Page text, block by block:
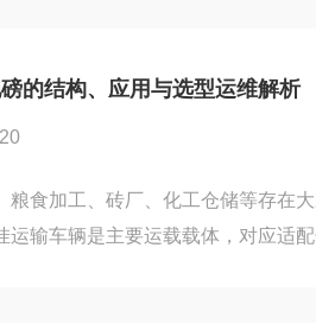
称重解决方案。整机电路核心采用高
度值切换程序通道，分度数可依据
码调用显示程序。该...
的结构、应用与选型运维解析
粮食加工、砖厂、化工仓储等存在
运输车辆是主要运载载体，对应适